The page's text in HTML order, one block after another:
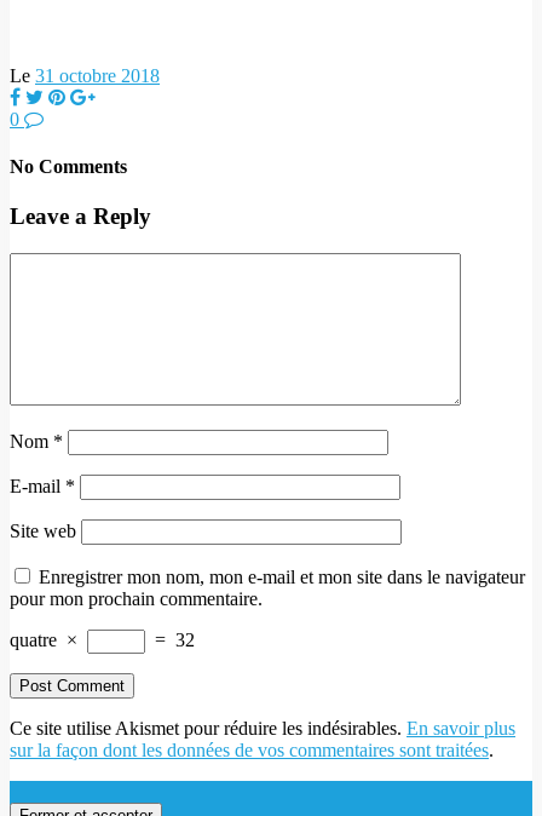
Le 31 octobre 2018
0
No Comments
Leave a Reply
Nom *
E-mail *
Site web
Enregistrer mon nom, mon e-mail et mon site dans le navigateur
pour mon prochain commentaire.
quatre × = 32
Ce site utilise Akismet pour réduire les indésirables. En savoir plus
sur la façon dont les données de vos commentaires sont traitées.